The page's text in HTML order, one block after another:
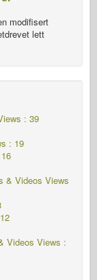
modifisert
lett
: 39
: 19
& Videos Views
Videos Views :